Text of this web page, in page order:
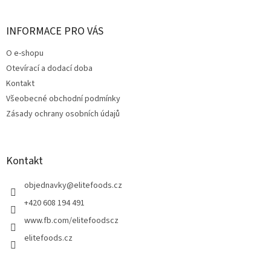
INFORMACE PRO VÁS
O e-shopu
Otevírací a dodací doba
Kontakt
Všeobecné obchodní podmínky
Zásady ochrany osobních údajů
Kontakt
objednavky@elitefoods.cz
+420 608 194 491
www.fb.com/elitefoodscz
elitefoods.cz